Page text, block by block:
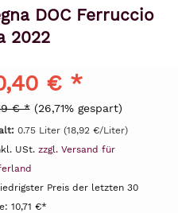
DOC Ferruccio
2022
€ *
€ * (26,71% gespart)
0.75 Liter (18,92 €/Liter)
USt. zzgl. Versand für
Preis der letzten 30
10,71 €*